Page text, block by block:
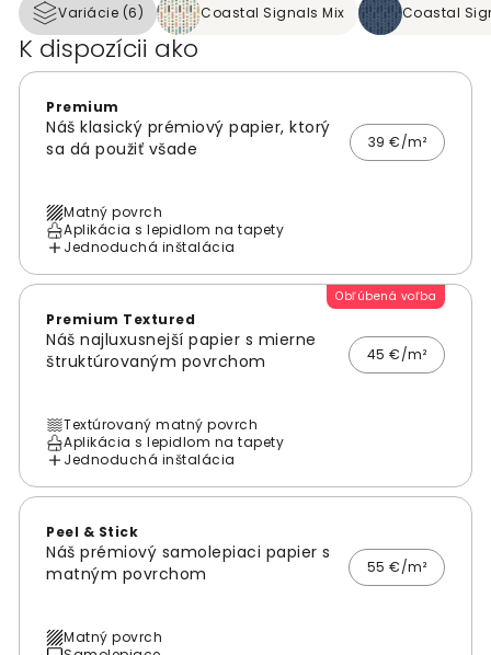
Variácie (6) Coastal Signals Mix Coastal
K dispozícii ako
Premium
Náš klasický prémiový papier, ktorý
sa dá použiť všade
39 €/m²
Matný povrch
Aplikácia s lepidlom na tapety
Jednoduchá inštalácia
Obľúbená voľba
Premium Textured
Náš najluxusnejší papier s mierne
štruktúrovaným povrchom
45 €/m²
Textúrovaný matný povrch
Aplikácia s lepidlom na tapety
Jednoduchá inštalácia
Peel & Stick
Náš prémiový samolepiaci papier s
matným povrchom
55 €/m²
Matný povrch